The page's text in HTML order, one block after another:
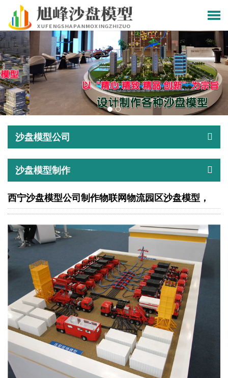
沙盘模型公司
沙盘模型制作
西宁沙盘模型公司制作物联网物流园区沙盘模型，